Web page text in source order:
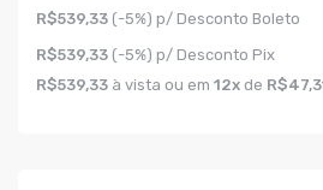
R$539,33 (-5%) p/ Desconto Boleto
R$539,33 (-5%) p/ Desconto Pix
R$539,33 à vista ou em 12x de